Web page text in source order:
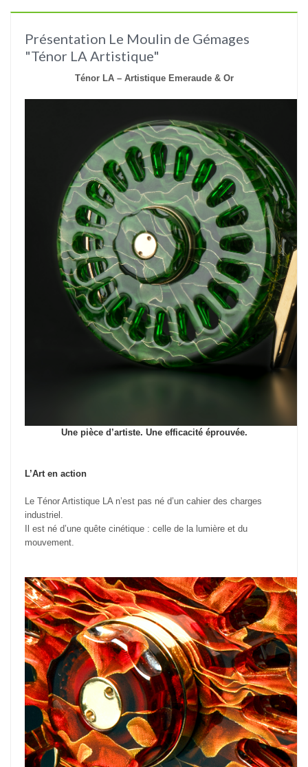
Présentation Le Moulin de Gémages
"Ténor LA Artistique"
Ténor LA – Artistique Emeraude & Or
Une pièce d’artiste. Une efficacité éprouvée.
L’Art en action
Le Ténor Artistique LA n’est pas né d’un cahier des charges
industriel.
Il est né d’une quête cinétique : celle de la lumière et du
mouvement.